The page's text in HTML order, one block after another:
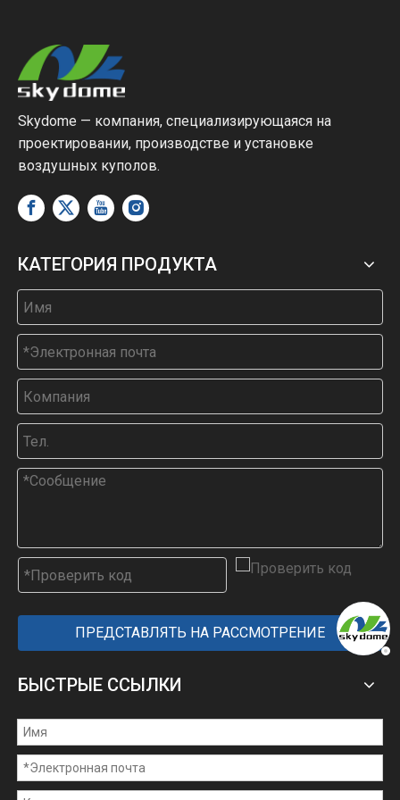
Skydome — компания, специализирующаяся на
проектировании, производстве и установке
воздушных куполов.
КАТЕГОРИЯ ПРОДУКТА
ПРЕДСТАВЛЯТЬ НА РАССМОТРЕНИЕ
БЫСТРЫЕ ССЫЛКИ